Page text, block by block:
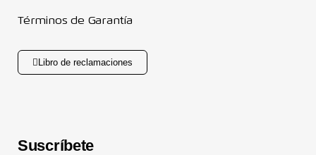
Términos de Garantía
Libro de reclamaciones
Suscríbete